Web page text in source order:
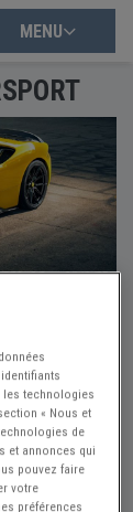
MENU
les technologies
« Nous et
de
et annonces qui
pouvez faire
votre
préférences